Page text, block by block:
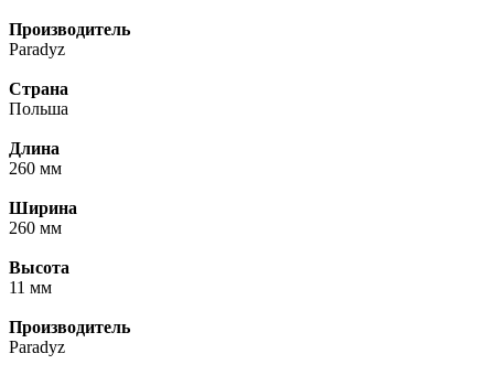
Производитель
Paradyz
Страна
Польша
Длина
260 мм
Ширина
260 мм
Высота
11 мм
Производитель
Paradyz